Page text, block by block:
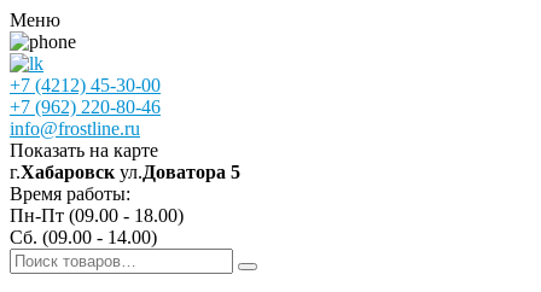
Меню
+7 (4212) 45-30-00
+7 (962) 220-80-46
info@frostline.ru
Показать на карте
г.Хабаровск ул.Доватора 5
Время работы:
Пн-Пт (09.00 - 18.00)
Сб. (09.00 - 14.00)